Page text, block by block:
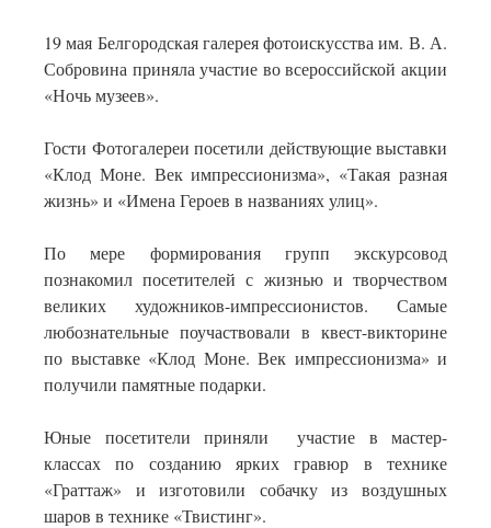
19 мая Белгородская галерея фотоискусства им. В. А.
Собровина приняла участие во всероссийской акции
«Ночь музеев».
Гости Фотогалереи посетили действующие выставки
«Клод Моне. Век импрессионизма», «Такая разная
жизнь» и «Имена Героев в названиях улиц».
По мере формирования групп экскурсовод
познакомил посетителей с жизнью и творчеством
великих художников-импрессионистов. Самые
любознательные поучаствовали в квест-викторине
по выставке «Клод Моне. Век импрессионизма» и
получили памятные подарки.
Юные посетители приняли участие в мастер-
классах по созданию ярких гравюр в технике
«Граттаж» и изготовили собачку из воздушных
шаров в технике «Твистинг».